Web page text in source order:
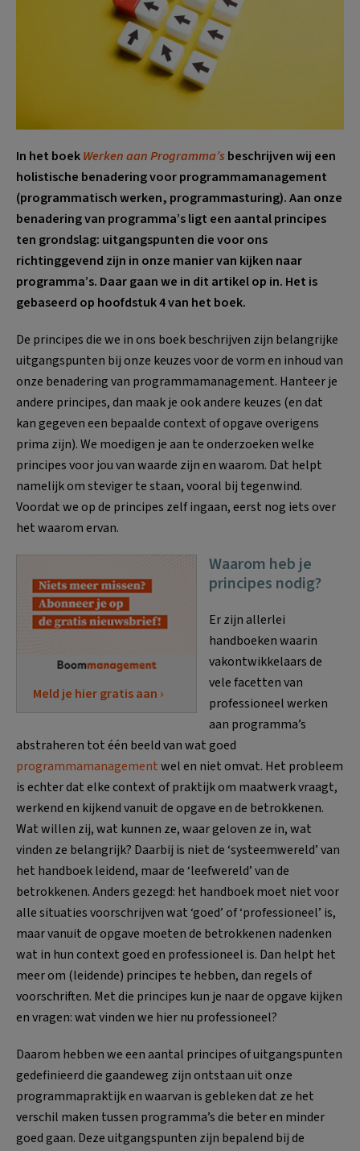
In het boekWerken aan Programma’s beschrijven wij een
holistische benadering voor programmamanagement
(programmatisch werken, programmasturing). Aan onze
benadering van programma’s ligt een aantal principes
ten grondslag: uitgangspunten die voor ons
richtinggevend zijn in onze manier van kijken naar
programma’s. Daar gaan we in dit artikel op in. Het is
gebaseerd op hoofdstuk 4 van het boek.
De principes die we in ons boek beschrijven zijn belangrijke
uitgangspunten bij onze keuzes voor de vorm en inhoud van
onze benadering van programmamanagement. Hanteer je
andere principes, dan maak je ook andere keuzes (en dat
kan gegeven een bepaalde context of opgave overigens
prima zijn). We moedigen je aan te onderzoeken welke
principes voor jou van waarde zijn en waarom. Dat helpt
namelijk om steviger te staan, vooral bij tegenwind.
Voordat we op de principes zelf ingaan, eerst nog iets over
het waarom ervan.
Meld je hier gratis aan ›
Waarom heb je
principes nodig?
Er zijn allerlei
handboeken waarin
vakontwikkelaars de
vele facetten van
professioneel werken
aan programma’s
abstraheren tot één beeld van wat goed
programmamanagementwel en niet omvat. Het probleem
is echter dat elke context of praktijk om maatwerk vraagt,
werkend en kijkend vanuit de opgave en de betrokkenen.
Wat willen zij, wat kunnen ze, waar geloven ze in, wat
vinden ze belangrijk? Daarbij is niet de ‘systeemwereld’ van
het handboek leidend, maar de ‘leefwereld’ van de
betrokkenen. Anders gezegd: het handboek moet niet voor
alle situaties voorschrijven wat ‘goed’ of ‘professioneel’ is,
maar vanuit de opgave moeten de betrokkenen nadenken
wat in hun context goed en professioneel is. Dan helpt het
meer om (leidende) principes te hebben, dan regels of
voorschriften. Met die principes kun je naar de opgave kijken
en vragen: wat vinden we hier nu professioneel?
Daarom hebben we een aantal principes of uitgangspunten
gedefinieerd die gaandeweg zijn ontstaan uit onze
programmapraktijk en waarvan is gebleken dat ze het
verschil maken tussen programma’s die beter en minder
goed gaan. Deze uitgangspunten zijn bepalend bij de